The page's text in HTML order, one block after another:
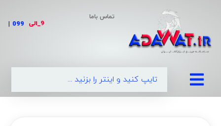
تماس باما
0990-65
|